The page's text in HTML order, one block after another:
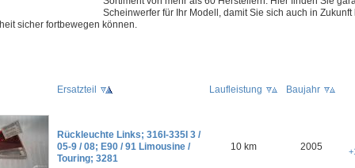
Scheinwerfer für Ihr Modell, damit Sie sich auch in
sicher fortbewegen können.
Ersatzteil Laufleistung Baujahr
Rückleuchte Links; 316I-335I 3 /
05-9 / 08; E90 / 91 Limousine /
Touring; 3281
10 km 2005